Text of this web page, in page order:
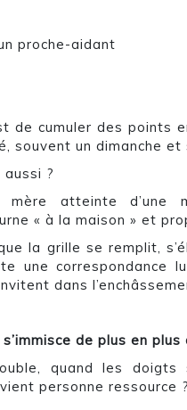
proche-aidant
de cumuler des points
souvent un dimanche
?
atteinte d’une
« à la maison » et
la grille se remplit,
une correspondance
dans
de plus en
quand les doigts
personne ressource ?